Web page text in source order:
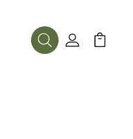
BuscarMi Cuenta
Mi